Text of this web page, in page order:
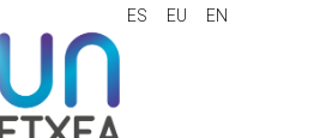
ES EU EN